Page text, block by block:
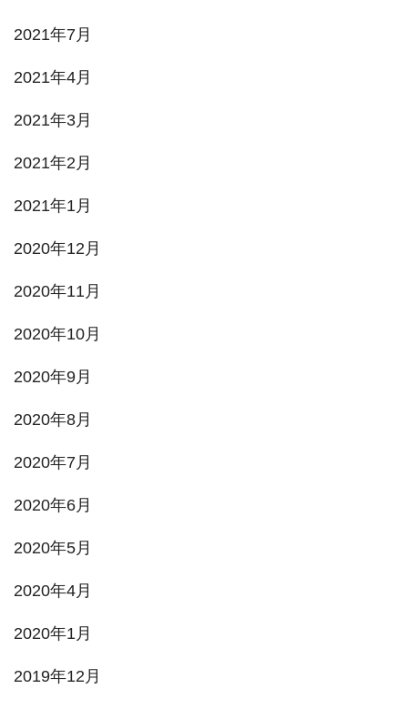
2021年7月
2021年4月
2021年3月
2021年2月
2021年1月
2020年12月
2020年11月
2020年10月
2020年9月
2020年8月
2020年7月
2020年6月
2020年5月
2020年4月
2020年1月
2019年12月